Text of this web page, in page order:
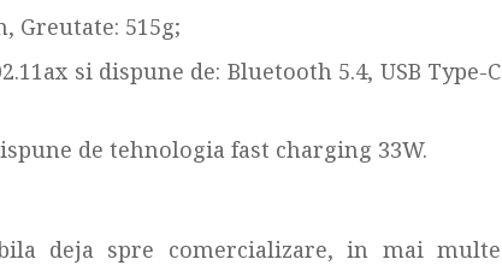
Greutate: 515g;
si dispune de: Bluetooth 5.4, USB Type-C
de tehnologia fast charging 33W.
deja spre comercializare, in mai multe